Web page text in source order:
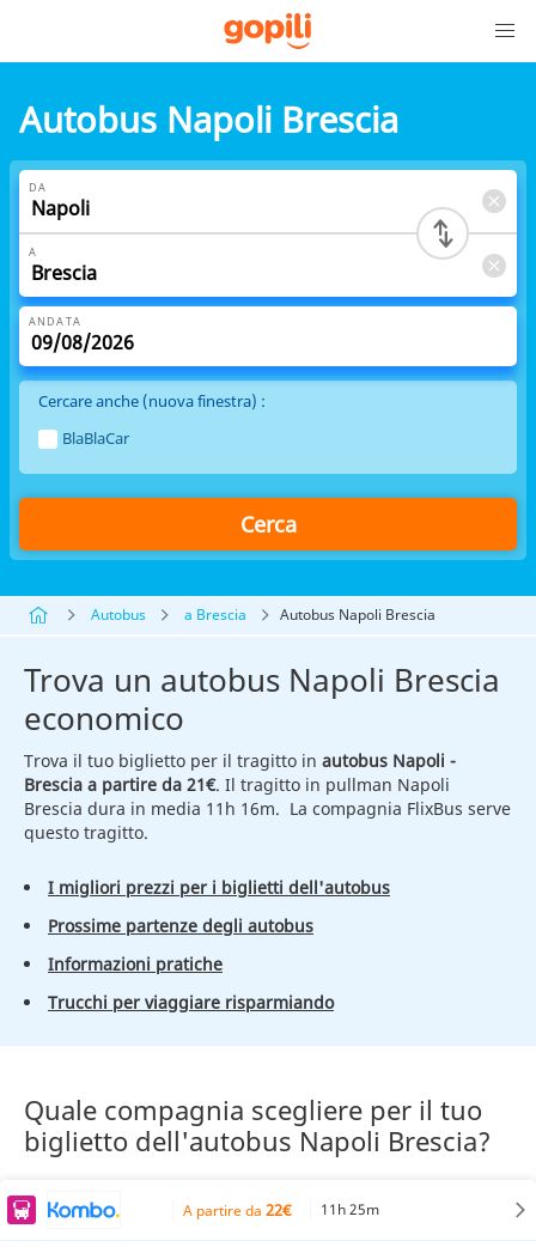
Autobus Napoli Brescia
DA
A
ANDATA
Cercare anche (nuova finestra) :
BlaBlaCar
Cerca
Autobus a Brescia Autobus Napoli Brescia
Trova un autobus Napoli Brescia
economico
Trova il tuo biglietto per il tragitto in autobus Napoli -
Brescia a partire da 21€. Il tragitto in pullman Napoli
Brescia dura in media 11h 16m. La compagnia FlixBus serve
questo tragitto.
I migliori prezzi per i biglietti dell'autobus
Prossime partenze degli autobus
Informazioni pratiche
Trucchi per viaggiare risparmiando
Quale compagnia scegliere per il tuo
biglietto dell'autobus Napoli Brescia?
A partire da 22€ 11h 25m